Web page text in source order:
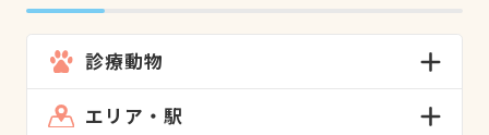
診療動物
エリア・駅